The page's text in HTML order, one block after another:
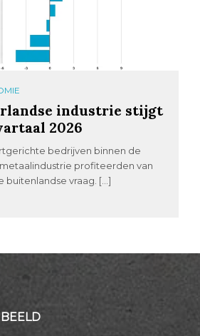
industrie stijgt
2026
bedrijven binnen de
profiteerden van
buitenlandse vraag. […]